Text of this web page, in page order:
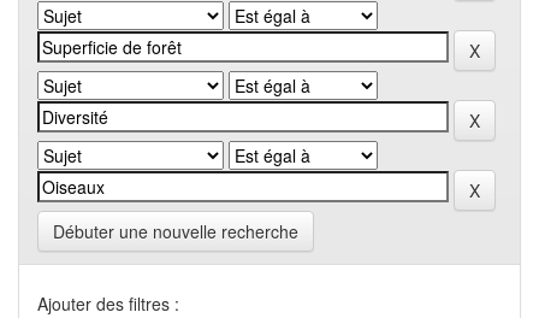
Débuter une nouvelle recherche
Ajouter des filtres :